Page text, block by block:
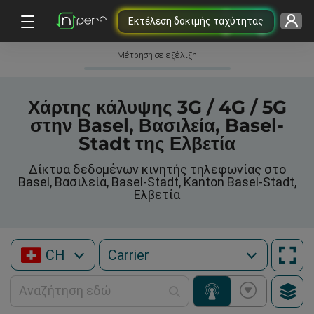
Εκτέλεση δοκιμής ταχύτητας
Μέτρηση σε εξέλιξη
Χάρτης κάλυψης 3G / 4G / 5G
στην Basel, Βασιλεία, Basel-
Stadt της Ελβετία
Δίκτυα δεδομένων κινητής τηλεφωνίας στο
Basel, Βασιλεία, Basel-Stadt, Kanton Basel-Stadt,
Ελβετία
CH